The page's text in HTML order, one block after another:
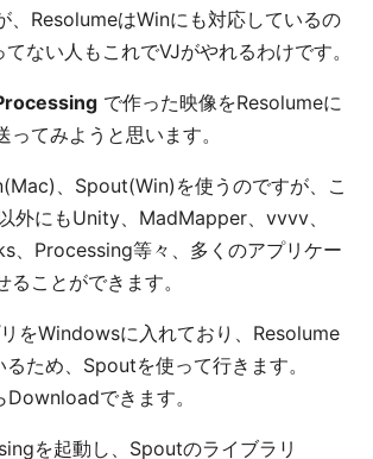
、ResolumeはWinにも対応しているの
ない人もこれでVJがやれるわけです。
で作った映像をResolumeに
ってみようと思います。
、Spout(Win)を使うのですが、こ
外にもUnity、MadMapper、vvvv、
、Processing等々、多くのアプリケー
ることができます。
をWindowsに入れており、Resolume
ため、Spoutを使って行きます。
Downloadできます。
を起動し、Spoutのライブラリ